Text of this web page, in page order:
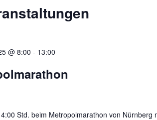
@ 8:00 - 13:00
Std. beim Metropolmarathon von Nürnberg